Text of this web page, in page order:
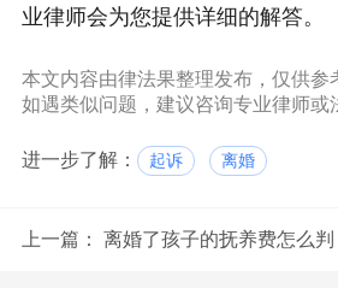
业律师会为您提供详细的解答。
本文内容由律法果整理发布，仅供参
如遇类似问题，建议咨询专业律师或
进一步了解： 起诉 离婚
上一篇： 离婚了孩子的抚养费怎么判